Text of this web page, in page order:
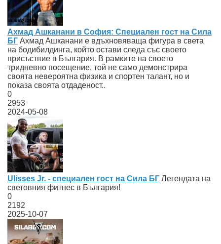
Ахмад Ашканани в София: Специален гост на Сила
БГ Ахмад Ашканани е вдъхновяваща фигура в света
на бодибилдинга, който остави следа със своето
присъствие в България. В рамките на своето
тридневно посещение, той не само демонстрира
своята невероятна физика и спортен талант, но и
показа своята отдаденост..
0
2953
2024-05-08
Ulisses Jr. - специален гост на Сила БГ Легендата на
световния фитнес в България!
0
2192
2025-10-07